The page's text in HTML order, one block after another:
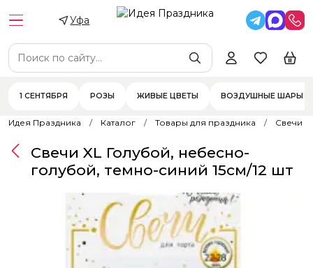
Уфа
1 СЕНТЯБРЯ РОЗЫ ЖИВЫЕ ЦВЕТЫ ВОЗДУШНЫЕ ШАРЫ
Идея Праздника Каталог Товары для праздника Свечи
Свечи XL Голубой, небесно-
голубой, темно-синий 15см/12 шт